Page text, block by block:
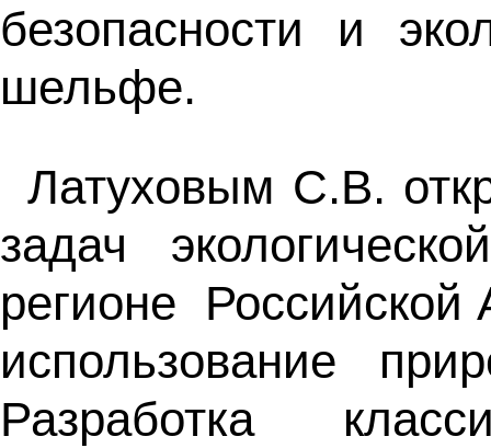
безопасности и
шельфе.
Латуховым С.В.
задач
регионе
использование
Разработка